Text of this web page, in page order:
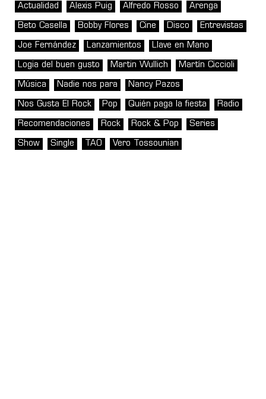
Actualidad Alexis Puig Alfredo Rosso Arenga
Beto Casella Bobby Flores Cine Disco Entrevistas
Joe Fernández Lanzamientos Llave en Mano
Logia del buen gusto Martin Wullich Martín Ciccioli
Música Nadie nos para Nancy Pazos
Nos Gusta El Rock Pop Quién paga la fiesta Radio
Recomendaciones Rock Rock & Pop Series
Show Single TAO Vero Tossounian